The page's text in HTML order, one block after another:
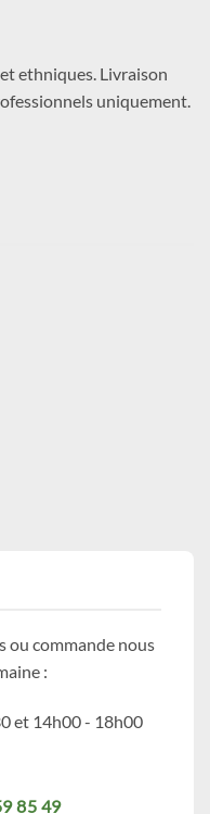
ethniques. Livraison
uniquement.
ou commande nous
:
et 14h00 - 18h00
85 49